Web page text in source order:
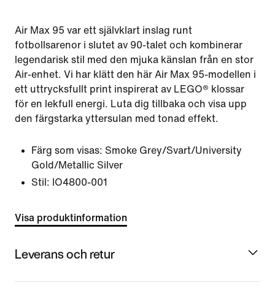
Air Max 95 var ett självklart inslag runt
fotbollsarenor i slutet av 90-talet och kombinerar
legendarisk stil med den mjuka känslan från en stor
Air-enhet. Vi har klätt den här Air Max 95-modellen i
ett uttrycksfullt print inspirerat av LEGO® klossar
för en lekfull energi. Luta dig tillbaka och visa upp
den färgstarka yttersulan med tonad effekt.
Färg som visas: Smoke Grey/Svart/University
Gold/Metallic Silver
Stil: IO4800-001
Visa produktinformation
Leverans och retur